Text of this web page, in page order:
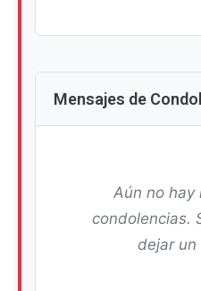
Mensajes de
Aún no hay
condolencias.
dejar un